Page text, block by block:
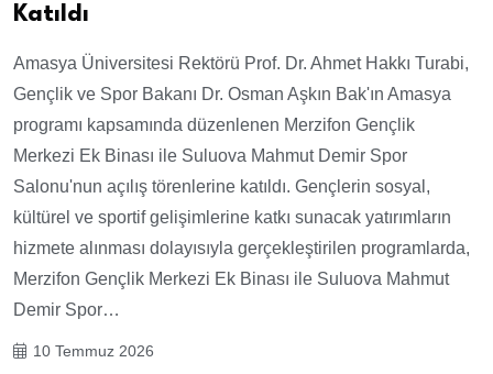
Katıldı
Amasya Üniversitesi Rektörü Prof. Dr. Ahmet Hakkı Turabi,
Gençlik ve Spor Bakanı Dr. Osman Aşkın Bak'ın Amasya
programı kapsamında düzenlenen Merzifon Gençlik
Merkezi Ek Binası ile Suluova Mahmut Demir Spor
Salonu'nun açılış törenlerine katıldı. Gençlerin sosyal,
kültürel ve sportif gelişimlerine katkı sunacak yatırımların
hizmete alınması dolayısıyla gerçekleştirilen programlarda,
Merzifon Gençlik Merkezi Ek Binası ile Suluova Mahmut
Demir Spor…
10 Temmuz 2026